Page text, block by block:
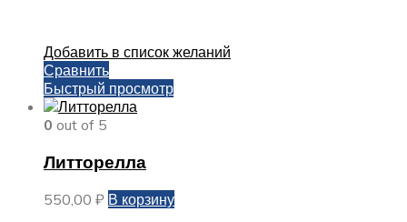
Добавить в список желаний
Сравнить
Быстрый просмотр
0 out of 5
Литторелла
550,00 ₽ В корзину